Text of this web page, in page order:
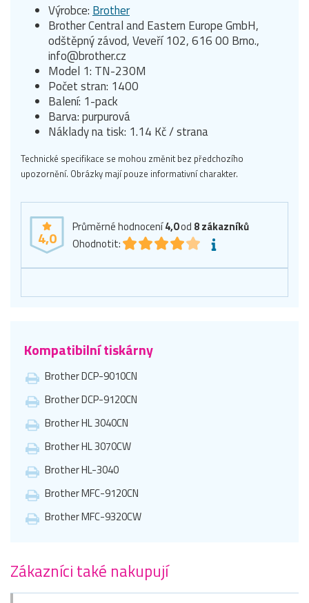
Výrobce: Brother
Brother Central and Eastern Europe GmbH,
odštěpný závod, Veveří 102, 616 00 Brno.,
info@brother.cz
Model 1: TN-230M
Počet stran: 1400
Balení: 1-pack
Barva: purpurová
Náklady na tisk: 1.14 Kč / strana
Technické specifikace se mohou změnit bez předchozího
upozornění. Obrázky mají pouze informativní charakter.
4,0
Průměrné hodnocení4,0od 8zákazníků
Ohodnotit:
Kompatibilní tiskárny
Brother DCP-9010CN
Brother DCP-9120CN
Brother HL 3040CN
Brother HL 3070CW
Brother HL-3040
Brother MFC-9120CN
Brother MFC-9320CW
Zákazníci také nakupují